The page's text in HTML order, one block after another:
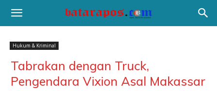
Hukum & Kriminal
Tabrakan dengan Truck,
Pengendara Vixion Asal Makassar